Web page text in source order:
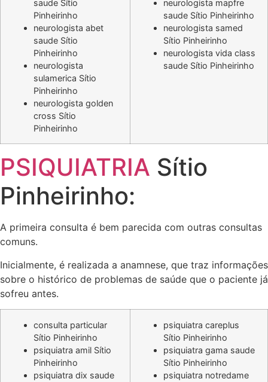
saude Sítio
Pinheirinho
neurologista abet
saude Sítio
Pinheirinho
neurologista
sulamerica Sítio
Pinheirinho
neurologista golden
cross Sítio
Pinheirinho
neurologista mapfre
saude Sítio Pinheirinho
neurologista samed
Sítio Pinheirinho
neurologista vida class
saude Sítio Pinheirinho
PSIQUIATRIA Sítio
Pinheirinho:
A primeira consulta é bem parecida com outras consultas
comuns.
Inicialmente, é realizada a anamnese, que traz informações
sobre o histórico de problemas de saúde que o paciente já
sofreu antes.
consulta particular
Sítio Pinheirinho
psiquiatra amil Sítio
Pinheirinho
psiquiatra dix saude
psiquiatra careplus
Sítio Pinheirinho
psiquiatra gama saude
Sítio Pinheirinho
psiquiatra notredame